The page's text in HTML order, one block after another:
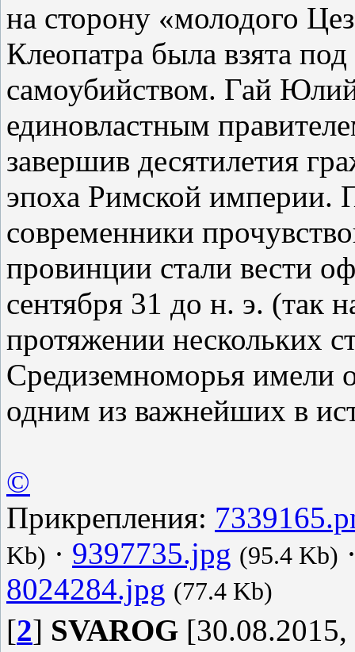
на сторону «молодого
Клеопатра была взята
самоубийством. Гай
единовластным
завершив десятилетия
эпоха Римской империи.
современники
провинции стали вести
сентября 31 до н. э. (так
протяжении нескольких
Средиземноморья имели
одним из важнейших в
©
Прикрепления:
Kb) · 9397735.jpg (95.4 Kb)
8024284.jpg (77.4 Kb)
[2] SVAROG